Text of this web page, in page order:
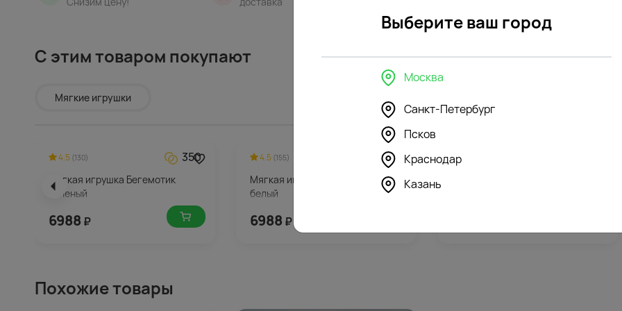
С этим товаром покупают
Мягкие игрушки
4.5 (130) 350
Мягкая игрушка Бегемотик
зеленый
6988 ₽
4.5 (155) 350
Мягкая игрушка Бегемотик
белый
6988 ₽
Похожие товары
Выберите ваш город
Москва
Санкт-Петербург
Псков
Краснодар
Казань